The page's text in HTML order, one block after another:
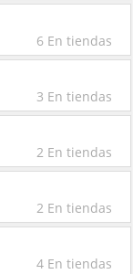
6 En tiendas
3 En tiendas
2 En tiendas
2 En tiendas
4 En tiendas